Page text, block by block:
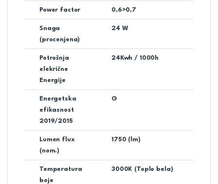
Power factor 0,6>0,7
Snaga
(procenjena)
24 W
Potrošnja
elekrične
Energije
24Kwh / 1000h
Energetska
efikasnost
2019/2015
G
Lumen flux
(nom.)
1750 (lm)
Temperatura
boje
3000K (Toplo bela)